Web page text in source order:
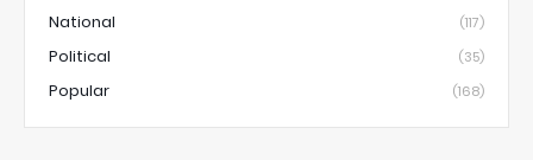
National (117)
Political (35)
Popular (168)